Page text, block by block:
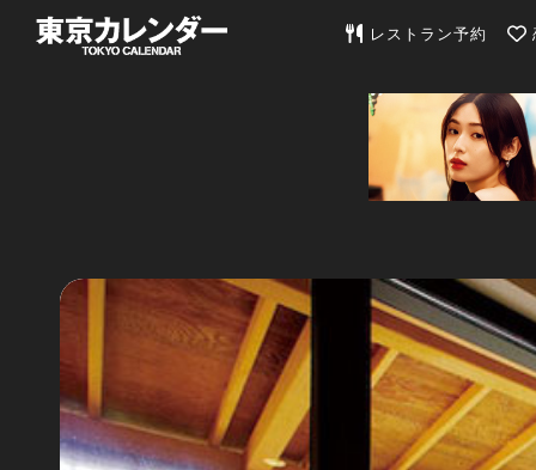
東京カレンダー | 最新
レストラン予約